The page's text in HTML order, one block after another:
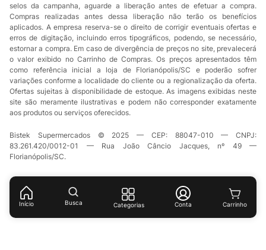
Início Busca Categorias Conta
selos da campanha, aguarde a liberação antes de efetuar a compra.
Compras realizadas antes dessa liberação não terão os benefícios
aplicados. A empresa reserva-se o direito de corrigir eventuais ofertas e
erros de digitação, incluindo erros tipográficos, podendo, se necessário,
estornar a compra. Em caso de divergência de preços no site, prevalecerá
o valor exibido no Carrinho de Compras. Os preços apresentados têm
como referência inicial a loja de Florianópolis/SC e poderão sofrer
variações conforme a localidade do cliente ou a regionalização da oferta.
Ofertas sujeitas à disponibilidade de estoque. As imagens exibidas neste
site são meramente ilustrativas e podem não corresponder exatamente
aos produtos ou serviços oferecidos.
Bistek Supermercados © 2025 — CEP: 88047-010 — CNPJ:
83.261.420/0012-01 — Rua João Câncio Jacques, nº 49 —
Florianópolis/SC.